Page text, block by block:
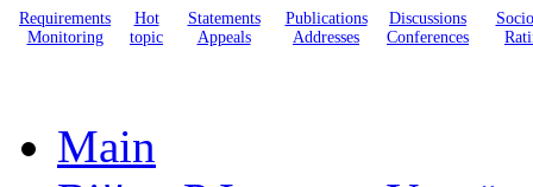
Requirements
Monitoring
Hot
topic
Statements
Appeals
Publications
Addresses
Discussions
Conferences
Main